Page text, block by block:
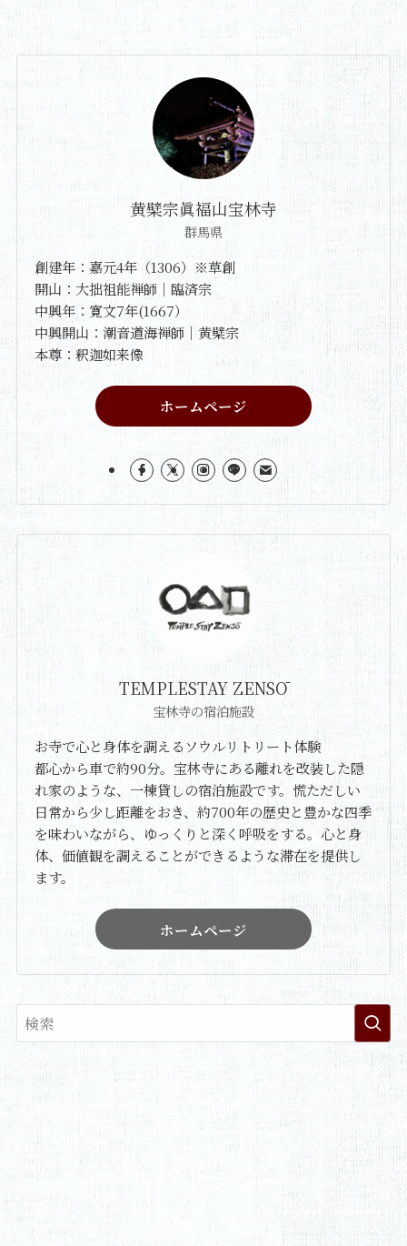
黄檗宗眞福山宝林寺
群馬県
創建年：嘉元4年（1306）※草創
開山：大拙祖能禅師｜臨済宗
中興年：寛文7年(1667）
中興開山：潮音道海禅師｜黄檗宗
本尊：釈迦如来像
ホームページ
TEMPLESTAY ZENSŌ
宝林寺の宿泊施設
お寺で心と身体を調えるソウルリトリート体験
都心から車で約90分。宝林寺にある離れを改装した隠
れ家のような、一棟貸しの宿泊施設です。慌ただしい
日常から少し距離をおき、約700年の歴史と豊かな四季
を味わいながら、ゆっくりと深く呼吸をする。心と身
体、価値観を調えることができるような滞在を提供し
ます。
ホームページ